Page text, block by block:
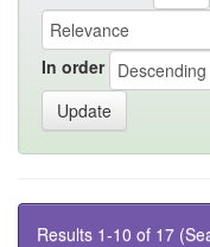
In order
Results 1-10 of 17